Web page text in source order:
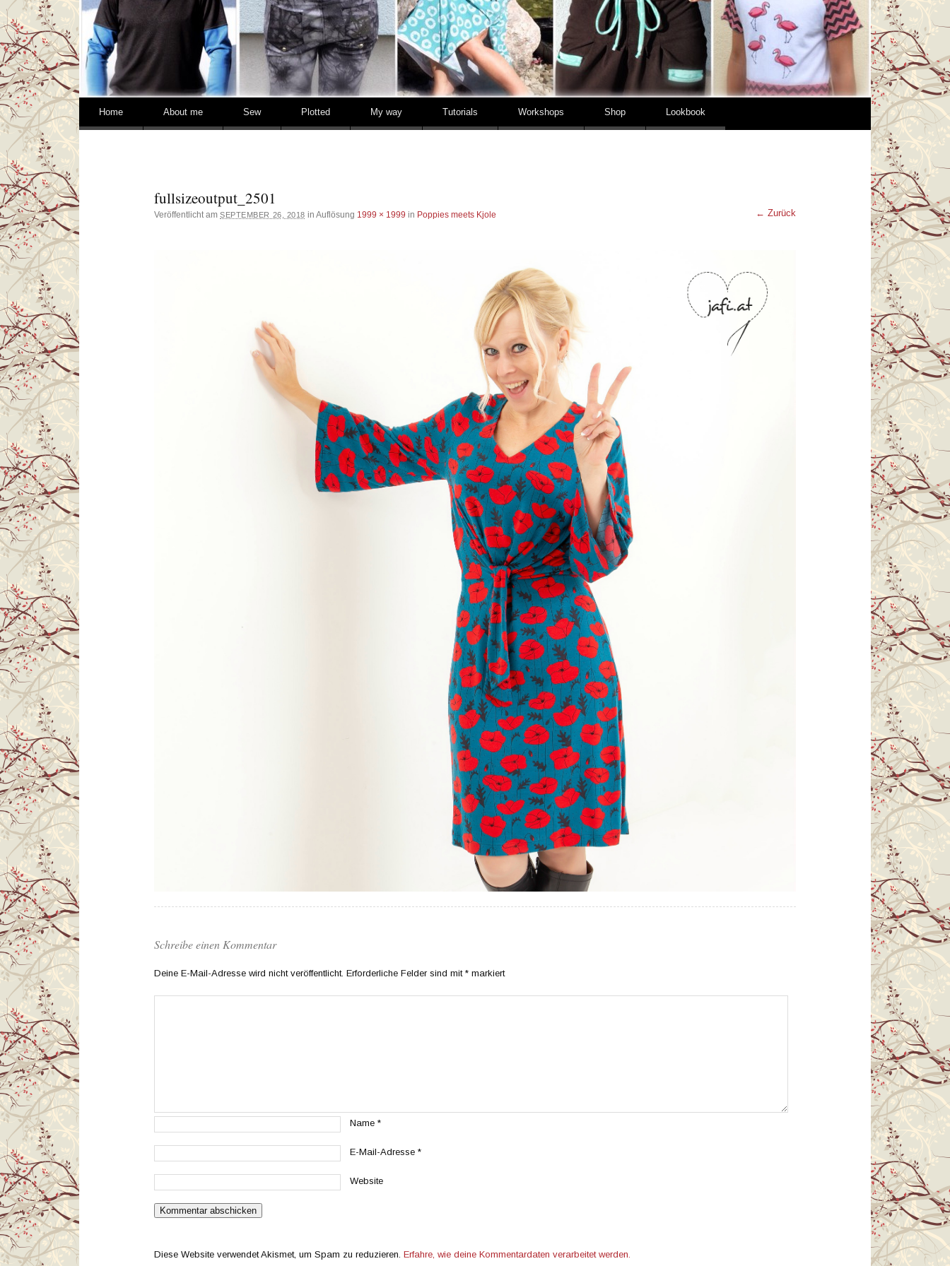
Springe zum Inhalt
Home About me Sew Plotted My way Tutorials Workshops Shop Lookbook
fullsizeoutput_2501
Veröffentlicht am SEPTEMBER 26, 2018 in Auflösung 1999 × 1999 in Poppies meets Kjole ← Zurück
Schreibe einen Kommentar
Deine E-Mail-Adresse wird nicht veröffentlicht. Erforderliche Felder sind mit * markiert
Name *
E-Mail-Adresse *
Website
Diese Website verwendet Akismet, um Spam zu reduzieren. Erfahre, wie deine Kommentardaten verarbeitet werden.